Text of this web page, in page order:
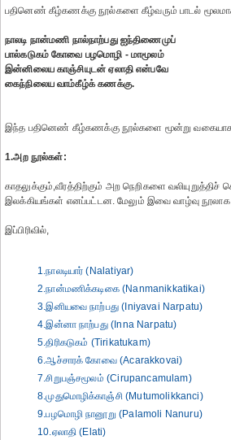
பதினெண் கீழ்கணக்கு நூல்களை கீழ்வரும் பாடல்
நாலடி நான்மணி நால்நாற்பது ஐந்திணைமுப்
பால்கடுகம் கோவை பழமொழி - மாமூலம்
இன்னிலைய காஞ்சியுடன் ஏலாதி என்பவே
கைந்நிலைய வாம்கீழ்க் கணக்கு.
இந்த பதினெண் கீழ்கணக்கு நூல்களை மூன்று வகையாகப்
1.அற நூல்கள்:
காதலுக்கும்,வீரத்திற்கும் அற நெறிகளை
இலக்கியங்கள் எனப்பட்டன. மேலும் இவை வாழ்வு நூலாக
இப்பிரிவில்,
1.நாலடியார் (Nalatiyar)
2.நான்மணிக்கடிகை (Nanmanikkatikai)
3.இனியவை நாற்பது (Iniyavai Narpatu)
4.இன்னா நாற்பது (Inna Narpatu)
5.திரிகடுகம் (Tirikatukam)
6.ஆச்சாரக் கோவை (Acarakkovai)
7.சிறுபஞ்சமூலம் (Cirupancamulam)
8.முதுமொழிக்காஞ்சி (Mutumolikkanci)
9.பழமொழி நானூறு (Palamoli Nanuru)
10.ஏலாதி (Elati)